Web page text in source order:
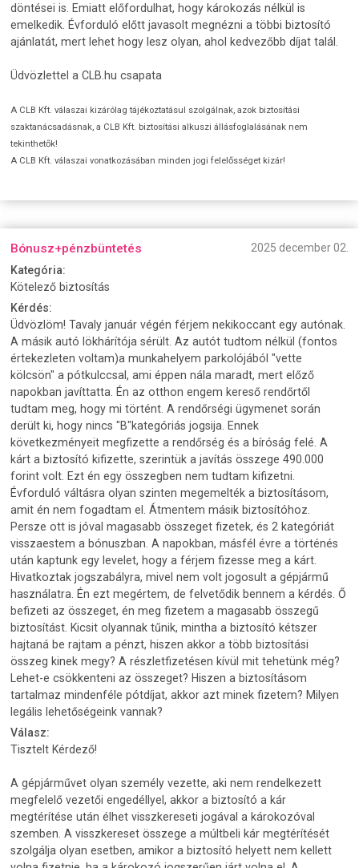
döntései is. Emiatt előfordulhat, hogy károkozás nélkül is
emelkedik. Évforduló előtt javasolt megnézni a többi biztosító
ajánlatát, mert lehet hogy lesz olyan, ahol kedvezőbb díjat talál.
Üdvözlettel a CLB.hu csapata
A CLB Kft. válaszai kizárólag tájékoztatásul szolgálnak, azok biztosítási
szaktanácsadásnak, a CLB Kft. biztosítási alkuszi állásfoglalásának nem
tekinthetők!
A CLB Kft. válaszai vonatkozásában minden jogi felelősséget kizár!
Bónusz+pénzbüntetés
2025 december 02.
Kategória:
Kötelező biztosítás
Kérdés:
Üdvözlöm! Tavaly január végén férjem nekikoccant egy autónak.
A másik autó lökhárítója sérült. Az autót tudtom nélkül (fontos
értekezleten voltam)a munkahelyem parkolójából "vette
kölcsön" a pótkulccsal, ami éppen nála maradt, mert előző
napokban javíttatta. Én az otthon engem kereső rendőrtől
tudtam meg, hogy mi történt. A rendőrségi ügymenet során
derült ki, hogy nincs "B"kategóriás jogsija. Ennek
következményeit megfizette a rendőrség és a bíróság felé. A
kárt a biztosító kifizette, szerintük a javítás összege 490.000
forint volt. Ezt én egy összegben nem tudtam kifizetni.
Évforduló váltásra olyan szinten megemelték a biztosításom,
amit én nem fogadtam el. Átmentem másik biztosítóhoz.
Persze ott is jóval magasabb összeget fizetek, és 2 kategóriát
visszaestem a bónuszban. A napokban, másfél évre a történés
után kaptunk egy levelet, hogy a férjem fizesse meg a kárt.
Hivatkoztak jogszabályra, mivel nem volt jogosult a gépjármű
használatra. Én ezt megértem, de felvetődik bennem a kérdés. Ő
befizeti az összeget, én meg fizetem a magasabb összegű
biztosítást. Kicsit olyannak tűnik, mintha a biztosító kétszer
hajtaná be rajtam a pénzt, hiszen akkor a több biztosítási
összeg kinek megy? A részletfizetésen kívül mit tehetünk még?
Lehet-e csökkenteni az összeget? Hiszen a biztosításom
tartalmaz mindenféle pótdíjat, akkor azt minek fizetem? Milyen
legális lehetőségeink vannak?
Válasz:
Tisztelt Kérdező!
A gépjárművet olyan személy vezette, aki nem rendelkezett
megfelelő vezetői engedéllyel, akkor a biztosító a kár
megtérítése után élhet visszkereseti jogával a károkozóval
szemben. A visszkereset összege a múltbeli kár megtérítését
szolgálja olyan esetben, amikor a biztosító helyett nem kellett